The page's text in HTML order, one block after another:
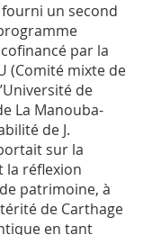
un second
par la
(Comité mixte de
de
La Manouba-
de J.
sur la
la réflexion
patrimoine, à
de Carthage
en tant